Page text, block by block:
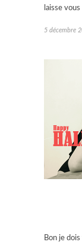
laisse
5 décembre
Bon je